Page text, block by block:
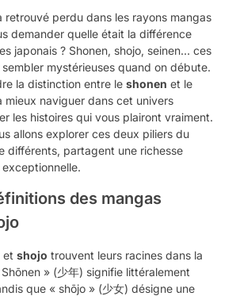
retrouvé perdu dans les rayons mangas
demander quelle était la différence
japonais ? Shonen, shojo, seinen… ces
mystérieuses quand on débute.
la distinction entre leshonen et le
mieux naviguer dans cet univers
les histoires qui vous plairont vraiment.
allons explorer ces deux piliers du
différents, partagent une richesse
des mangas
etshojo trouvent leurs racines dans la
» (少年) signifie littéralement
que « shōjo » (少女) désigne une